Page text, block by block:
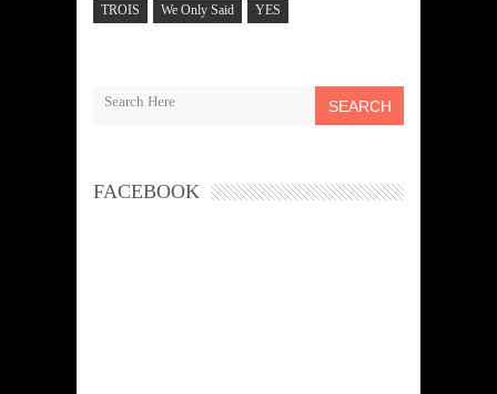
TROIS We Only Said YES
SEARCH
FACEBOOK